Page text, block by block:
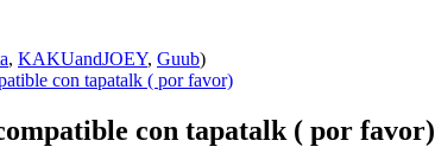
, KAKUandJOEY, Guub)
con tapatalk ( por favor)
con tapatalk ( por favor)